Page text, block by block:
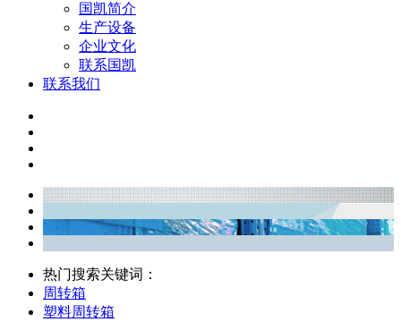
国凯简介
生产设备
企业文化
联系国凯
联系我们
热门搜索关键词：
周转箱
塑料周转箱